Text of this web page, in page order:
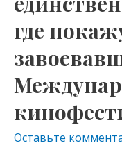
где
Оставьте